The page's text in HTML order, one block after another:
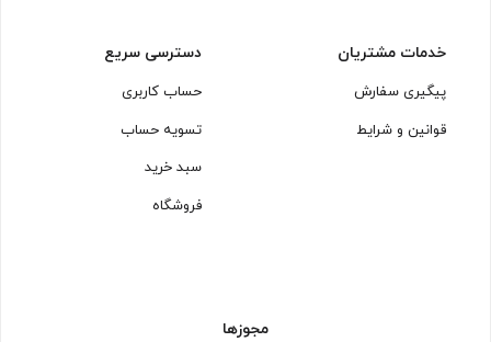
خدمات مشتریان
پیگیری سفارش
قوانین و شرایط
دسترسی سریع
حساب کاربری
تسویه حساب
سبد خرید
فروشگاه
مجوزها